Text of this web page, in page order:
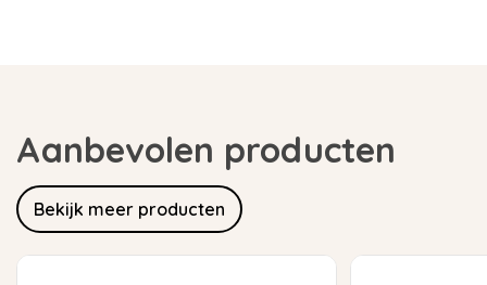
Aanbevolen producten
Bekijk meer producten